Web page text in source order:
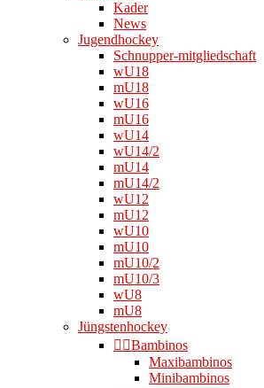
Kader
News
Jugendhockey
Schnupper-mitgliedschaft
wU18
mU18
wU16
mU16
wU14
wU14/2
mU14
mU14/2
wU12
mU12
wU10
mU10
mU10/2
mU10/3
wU8
mU8
Jüngstenhockey
👉🏻Bambinos
Maxibambinos
Minibambinos